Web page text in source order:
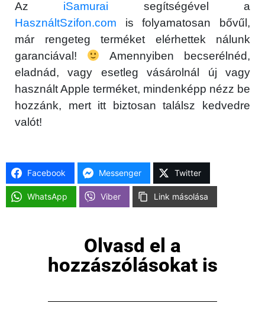
Az iSamurai segítségével a
HasználtSzifon.com is folyamatosan bővűl,
már rengeteg terméket elérhettek nálunk
garanciával!
Amennyiben becserélnéd,
eladnád, vagy esetleg vásárolnál új vagy
használt Apple terméket, mindenképp nézz be
hozzánk, mert itt biztosan találsz kedvedre
valót!
Facebook Messenger Twitter
WhatsApp Viber Link másolása
Olvasd el a
hozzászólásokat is
Főoldal